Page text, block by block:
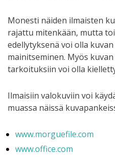
Monesti näiden ilmaisten
rajattu mitenkään, mutta
edellytyksenä voi olla
mainitseminen. Myös
tarkoituksiin voi olla
Ilmaisiin valokuviin voi
muassa näissä
www.morguefile.com
www.office.com